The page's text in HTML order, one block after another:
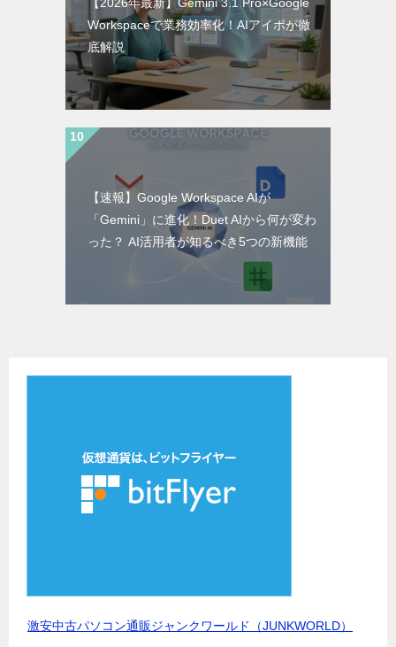
Workspaceで業務効率化！AIアイポが徹
底解説
【速報】Google Workspace AIが
「Gemini」に進化！Duet AIから何が変わ
った？ AI活用者が知るべき5つの新機能
激安中古パソコン通販ジャンクワールド（JUNKWORLD）